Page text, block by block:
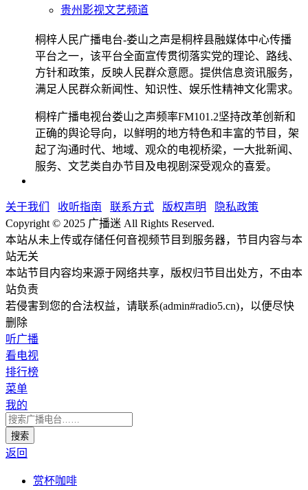
贵州影视文艺频道
桐梓人民广播电台-娄山之声是桐梓县融媒体中心传播
平台之一，该平台全面宣传贯彻落实党的理论、路线、
方针和政策，反映人民群众意愿。提供信息资讯服务，
满足人民群众新闻性、知识性、娱乐性精神文化需求。
桐梓广播电视台娄山之声频率FM101.2坚持改革创新和
正确的舆论导向，以鲜明的地方特色和丰富的节目，架
起了沟通时代、地域、观众的电视桥梁，一大批新闻、
服务、文艺类自办节目及电视剧深受观众的喜爱。
关于我们 收听指南 联系方式 版权声明
隐私政策
Copyright © 2025 广播迷 All Rights Reserved.
本站从未上传或存储任何音视频节目到服务器，节目内容与本
站无关
本站节目内容均来源于网络共享，版权归节目出处方，不由本
站负责
若侵害到您的合法权益，请联系(admin#radio5.cn)，以便尽快
删除
听广播
看电视
排行榜
菜单
我的
返回
赏杯咖啡